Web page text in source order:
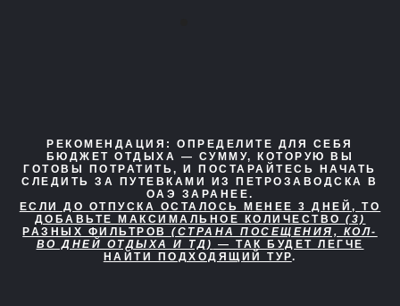
РЕКОМЕНДАЦИЯ:
ОПРЕДЕЛИТЕ ДЛЯ СЕБЯ
БЮДЖЕТ ОТДЫХА — СУММУ, КОТОРУЮ ВЫ
ГОТОВЫ ПОТРАТИТЬ, И ПОСТАРАЙТЕСЬ НАЧАТЬ
СЛЕДИТЬ ЗА ПУТЕВКАМИ ИЗ ПЕТРОЗАВОДСКА В
ОАЭ ЗАРАНЕЕ.
ЕСЛИ ДО ОТПУСКА ОСТАЛОСЬ МЕНЕЕ 3 ДНЕЙ, ТО
ДОБАВЬТЕ МАКСИМАЛЬНОЕ КОЛИЧЕСТВО (3)
РАЗНЫХ ФИЛЬТРОВ(СТРАНА ПОСЕЩЕНИЯ, КОЛ-
ВО ДНЕЙ ОТДЫХА И ТД) — ТАК БУДЕТ ЛЕГЧЕ
НАЙТИ ПОДХОДЯЩИЙ ТУР.